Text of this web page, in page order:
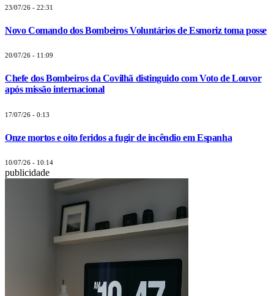
23/07/26 - 22:31
Novo Comando dos Bombeiros Voluntários de Esmoriz toma posse
20/07/26 - 11:09
Chefe dos Bombeiros da Covilhã distinguido com Voto de Louvor
após missão internacional
17/07/26 - 0:13
Onze mortos e oito feridos a fugir de incêndio em Espanha
10/07/26 - 10:14
publicidade